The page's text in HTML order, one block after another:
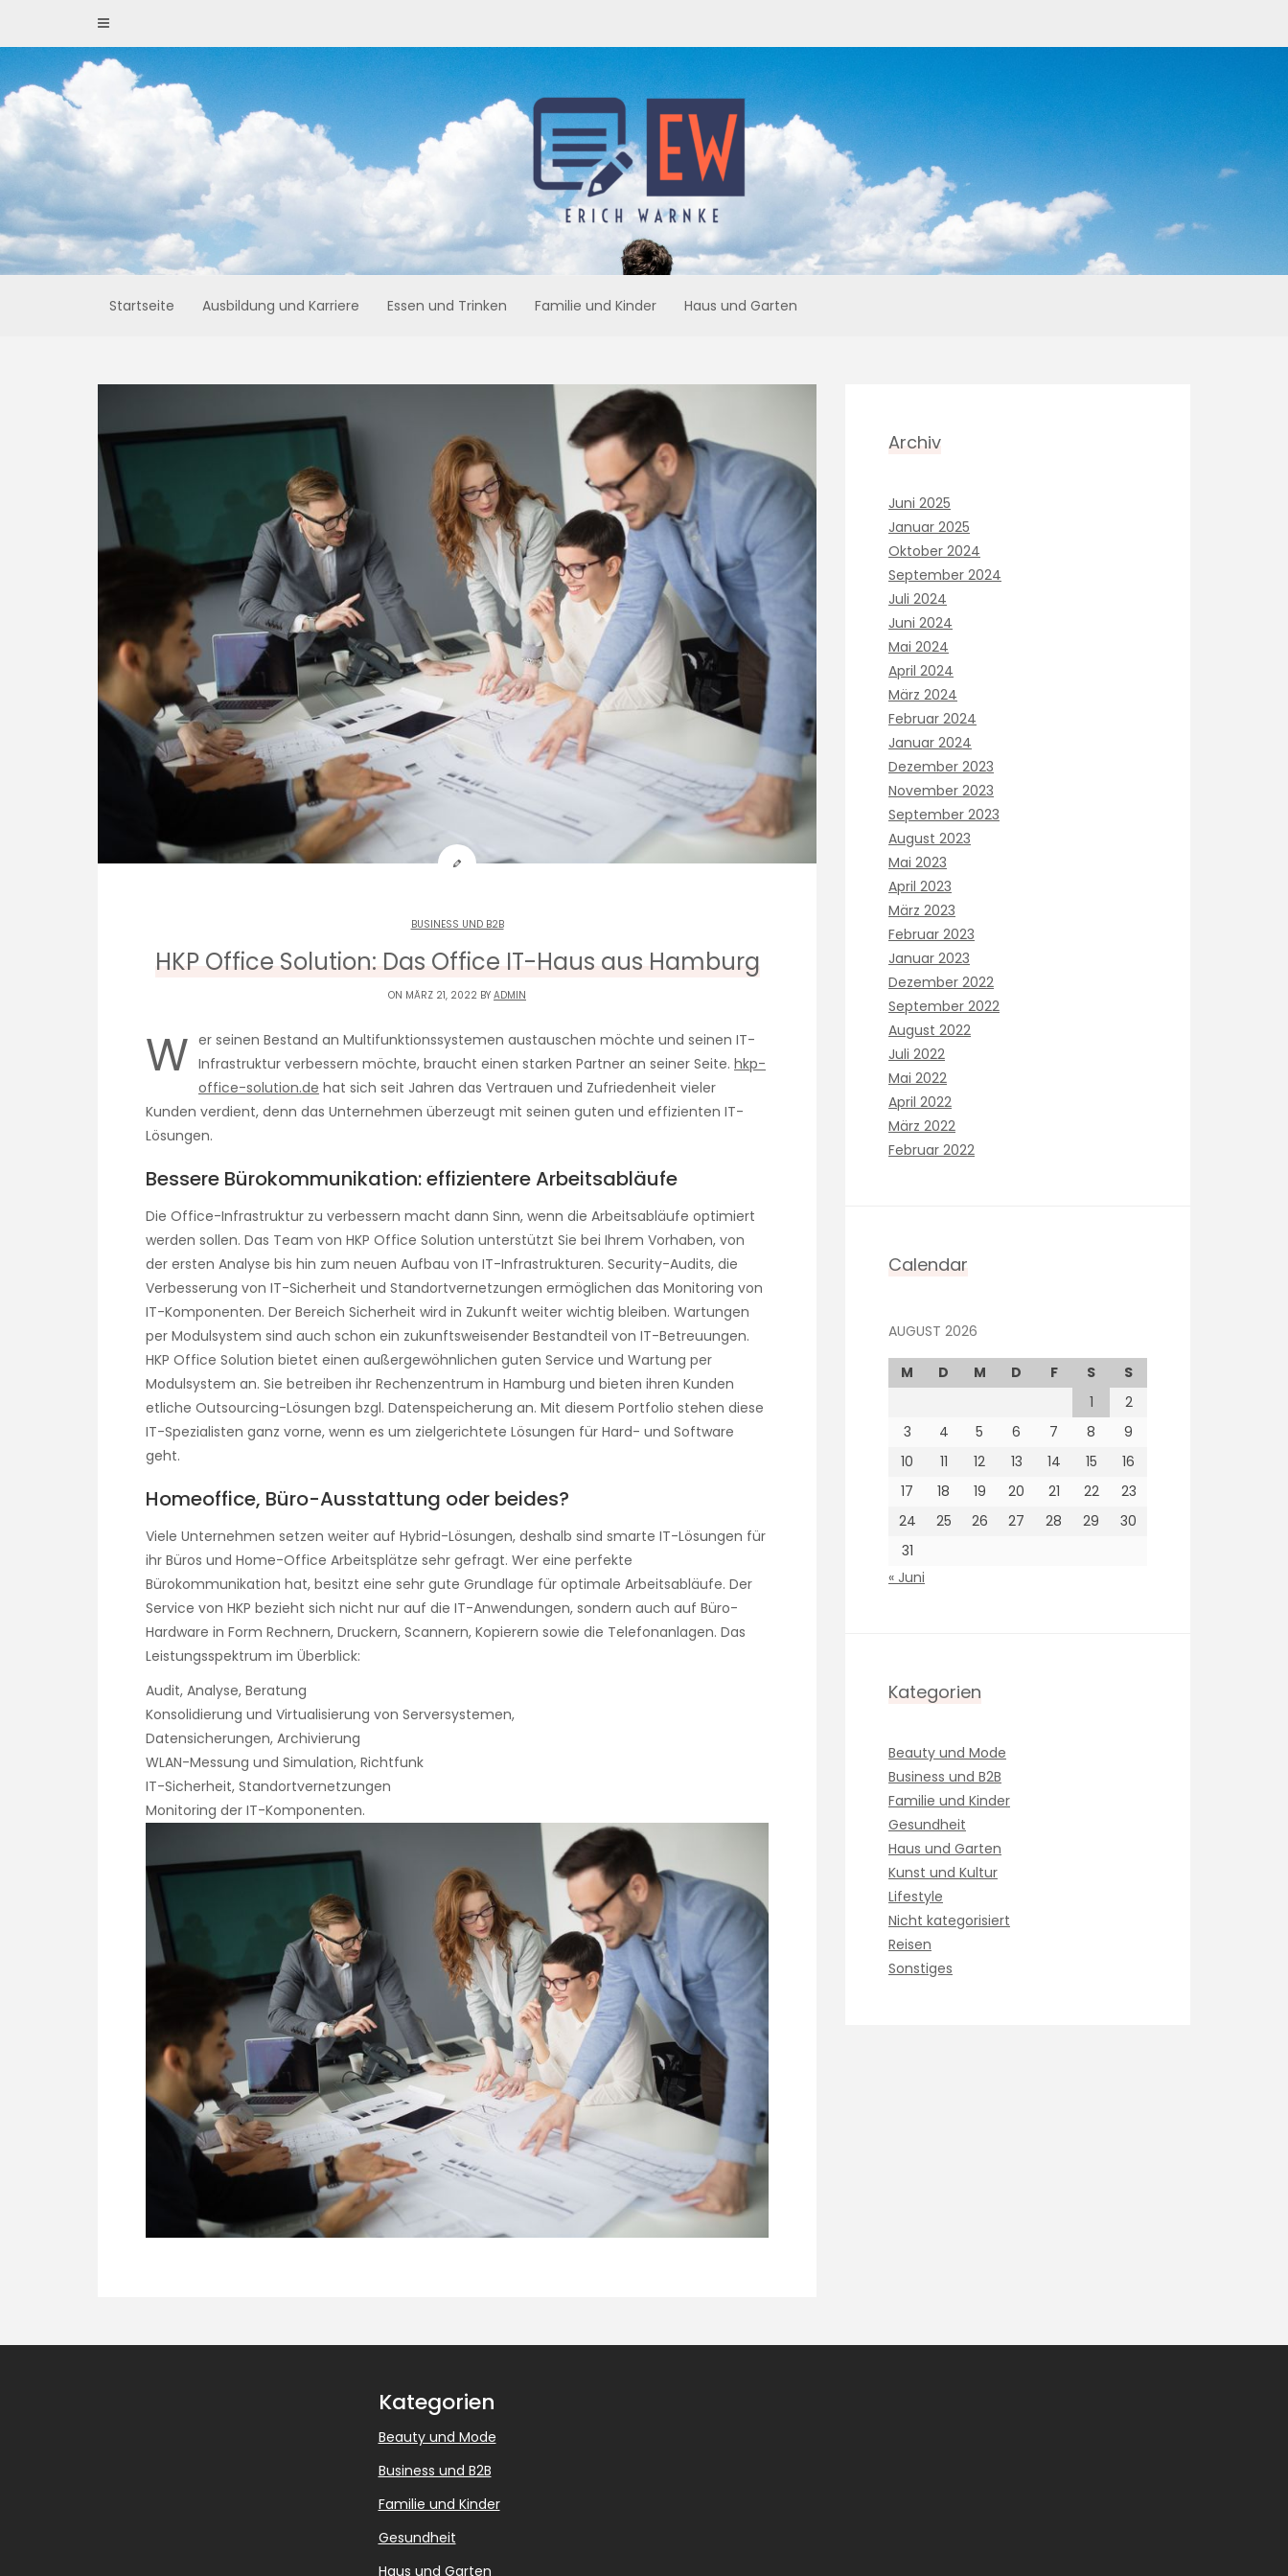
content
Startseite Ausbildung und Karriere Essen und Trinken Familie und Kinder Haus und Garten
BUSINESS UND B2B
HKP Office Solution: Das Office IT-Haus aus Hamburg
ON MÄRZ 21, 2022 BY ADMIN
W er seinen Bestand an Multifunktionssystemen austauschen möchte und seinen IT-
Infrastruktur verbessern möchte, braucht einen starken Partner an seiner Seite. hkp-
office-solution.de hat sich seit Jahren das Vertrauen und Zufriedenheit vieler
Kunden verdient, denn das Unternehmen überzeugt mit seinen guten und effizienten IT-
Lösungen.
Bessere Bürokommunikation: effizientere Arbeitsabläufe
Die Office-Infrastruktur zu verbessern macht dann Sinn, wenn die Arbeitsabläufe optimiert
werden sollen. Das Team von HKP Office Solution unterstützt Sie bei Ihrem Vorhaben, von
der ersten Analyse bis hin zum neuen Aufbau von IT-Infrastrukturen. Security-Audits, die
Verbesserung von IT-Sicherheit und Standortvernetzungen ermöglichen das Monitoring von
IT-Komponenten. Der Bereich Sicherheit wird in Zukunft weiter wichtig bleiben. Wartungen
per Modulsystem sind auch schon ein zukunftsweisender Bestandteil von IT-Betreuungen.
HKP Office Solution bietet einen außergewöhnlichen guten Service und Wartung per
Modulsystem an. Sie betreiben ihr Rechenzentrum in Hamburg und bieten ihren Kunden
etliche Outsourcing-Lösungen bzgl. Datenspeicherung an. Mit diesem Portfolio stehen diese
IT-Spezialisten ganz vorne, wenn es um zielgerichtete Lösungen für Hard- und Software
geht.
Homeoffice, Büro-Ausstattung oder beides?
Viele Unternehmen setzen weiter auf Hybrid-Lösungen, deshalb sind smarte IT-Lösungen für
ihr Büros und Home-Office Arbeitsplätze sehr gefragt. Wer eine perfekte
Bürokommunikation hat, besitzt eine sehr gute Grundlage für optimale Arbeitsabläufe. Der
Service von HKP bezieht sich nicht nur auf die IT-Anwendungen, sondern auch auf Büro-
Hardware in Form Rechnern, Druckern, Scannern, Kopierern sowie die Telefonanlagen. Das
Leistungsspektrum im Überblick:
Audit, Analyse, Beratung
Konsolidierung und Virtualisierung von Serversystemen,
Datensicherungen, Archivierung
WLAN-Messung und Simulation, Richtfunk
IT-Sicherheit, Standortvernetzungen
Monitoring der IT-Komponenten.
Archiv
Juni 2025
Januar 2025
Oktober 2024
September 2024
Juli 2024
Juni 2024
Mai 2024
April 2024
März 2024
Februar 2024
Januar 2024
Dezember 2023
November 2023
September 2023
August 2023
Mai 2023
April 2023
März 2023
Februar 2023
Januar 2023
Dezember 2022
September 2022
August 2022
Juli 2022
Mai 2022
April 2022
März 2022
Februar 2022
Calendar
AUGUST 2026
M D M D F S
S
1
2
3
4 5 6 7 8
9
10
11 12 13 14 15
16
17
18 19 20 21 22
23
24
25 26 27 28 29
30
31
« Juni
Kategorien
Beauty und Mode
Business und B2B
Familie und Kinder
Gesundheit
Haus und Garten
Kunst und Kultur
Lifestyle
Nicht kategorisiert
Reisen
Sonstiges
Kategorien
Beauty und Mode
Business und B2B
Familie und Kinder
Gesundheit
Haus und Garten